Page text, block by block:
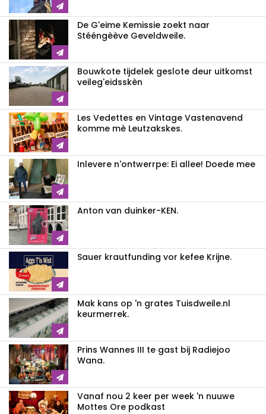
De G'eime Kemissie zoekt naar
Stééngèève Geveldweile.
Bouwkote tijdelek geslote deur uitkomst
veileg'eidsskèn
Les Vedettes en Vintage Vastenavend
komme mè Leutzakskes.
Inlevere n'ontwerrpe: Ei allee! Doede mee
Anton van duinker-KEN.
Sauer krautfunding vor kefee Krijne.
Mak kans op 'n grates Tuisdweile.nl
keurmerrek.
Prins Wannes III te gast bij Radiejoo
Wana.
Vanaf nou 2 keer per week 'n nuuwe
Mottes Ore podkast